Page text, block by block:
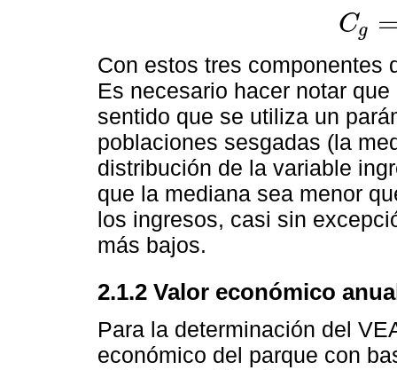
Cg
Cg=w Mg
Con estos tres
Es necesario hacer notar
sentido que se utiliza un
poblaciones sesgadas (la
distribución de la variable
que la mediana sea menor
los ingresos, casi sin
más bajos.
2.1.2 Valor económico
Para la determinación del
económico del parque con